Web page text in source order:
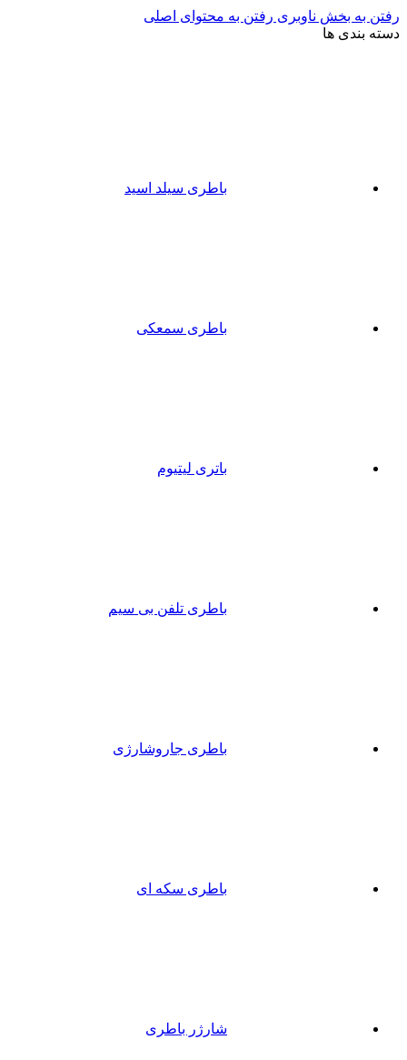
رفتن به بخش ناوبری رفتن به محتوای اصلی
دسته بندی ها
باطری سیلد اسید
باطری سمعکی
باتری لیتیوم
باطری تلفن بی سیم
باطری جاروشارژی
باطری سکه ای
شارژر باطری